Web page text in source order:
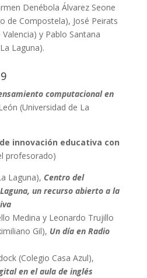
Denébola Álvarez Seone
de Compostela), José Peirats
y Pablo Santana
Laguna).
computacional en
(Universidad de La
innovación educativa con
profesorado)
Laguna), Centro del
un recurso abierto a la
Medina y Leonardo Trujillo
Gil), Un día en Radio
(Colegio Casa Azul),
en el aula de inglés